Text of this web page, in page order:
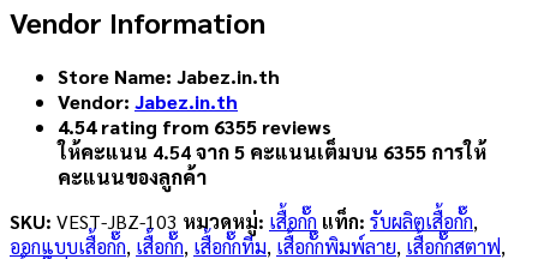
Vendor Information
Store Name: Jabez.in.th
Vendor: Jabez.in.th
4.54 rating from 6355 reviews
ให้คะแนน 4.54จาก 5 คะแนนเต็มบน 6355 การให้
คะแนนของลูกค้า
SKU: VEST-JBZ-103 หมวดหมู่: เสื้อกั๊ก แท็ก: รับผลิตเสื้อกั๊ก,
ออกแบบเสื้อกั๊ก, เสื้อกั๊ก, เสื้อกั๊กทีม, เสื้อกั๊กพิมพ์ลาย, เสื้อกั๊กสตาฟ,